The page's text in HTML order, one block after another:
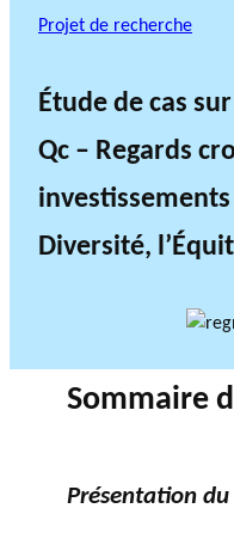
Projet de recherche
Étude de cas
Qc – Regards
Diversité,
Sommaire
Présentation du